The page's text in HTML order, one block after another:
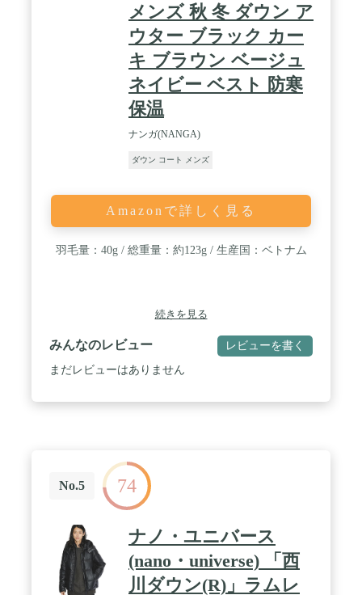
メンズ 秋 冬 ダウン ア
ウター ブラック カー
キ ブラウン ベージュ
ネイビー ベスト 防寒
保温
ナンガ(NANGA)
ダウン コート メンズ
Amazonで詳しく見る
羽毛量：40g / 総重量：約123g / 生産国：ベトナム
続きを見る
みんなのレビュー レビューを書く
まだレビューはありません
No.5 74
ナノ・ユニバース
(nano・universe) 「西
川ダウン(R)」ラムレ